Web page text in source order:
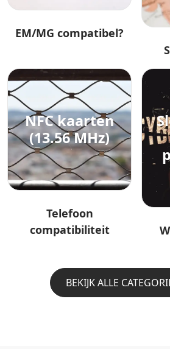
EM/MG compatibel?
NFC kaarten
(13.56 MHz)
Telefoon
compatibiliteit
BEKIJK ALLE